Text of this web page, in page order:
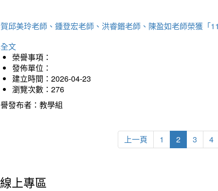
邱美玲老師、鍾登宏老師、洪睿鍲老師、陳盈如老師榮獲「
文
榮譽事項：
發佈單位：
建立時間：2026-04-23
瀏覽次數：276
發布者：教學組
上一頁 1 2 3 4
線上專區